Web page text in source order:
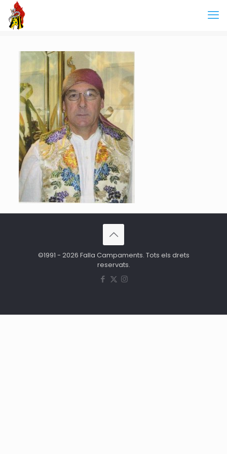
©1991 - 2026 Falla Campaments. Tots els drets
reservats.